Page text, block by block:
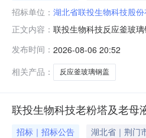
招标单位： 湖北省联投生物科技股份
正文内容： 联投生物科技反应釜玻
落实；1.4采购项目概况
项目采购6个反应釜玻璃
发布时间： 2026-08-06 20:52
相关产品：
反应釜玻璃钢盖
联投生物科技老粉塔及老母
招标｜招标公告 湖北省｜荆门